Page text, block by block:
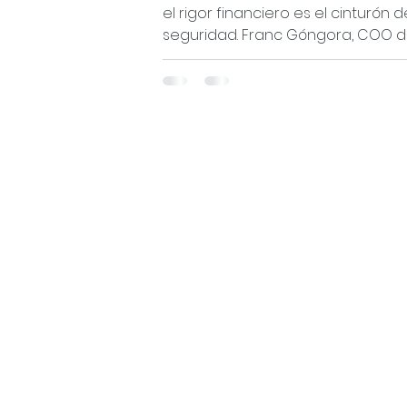
el rigor financiero es el cinturón
seguridad. Franc Góngora, COO
Identty, explora la figura del
sueños»: quien somete la ilusión al